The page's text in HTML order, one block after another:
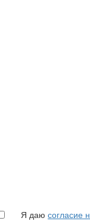
Я даю согласие